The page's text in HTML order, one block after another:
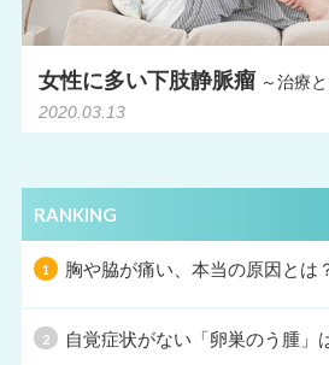
女性に多い下肢静脈瘤 ～治療
2020.03.13
RANKING
胸や脇が痛い、本当の原因とは
自覚症状がない「卵巣のう腫」